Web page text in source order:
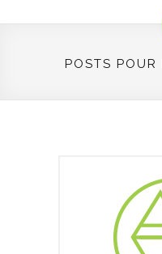
POSTS POUR